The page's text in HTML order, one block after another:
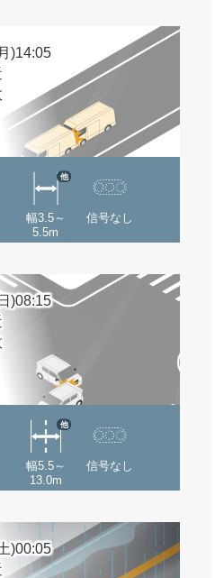
)14:05
幅3.5～
5.5m
他
信号なし
)08:15
幅5.5～
13.0m
他
信号なし
)00:05